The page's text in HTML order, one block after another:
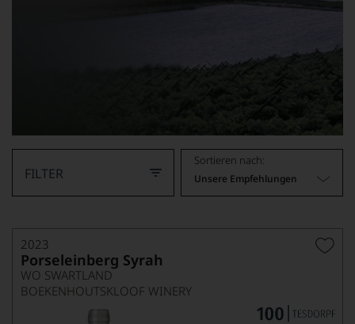
FILTER
Sortieren nach:
Unsere Empfehlungen
2023
Porseleinberg Syrah
WO SWARTLAND
BOEKENHOUTSKLOOF WINERY